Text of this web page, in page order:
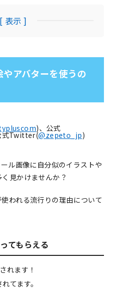
[ 表示 ]
アバターを使うの
)、公式
式Twitter(@zepeto_jp)
ル画像に自分似のイラストや
見かけませんか？
われる流行りの理由について
てもらえる
れます！
てます。